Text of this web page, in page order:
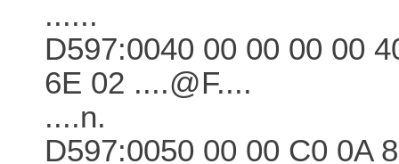
......
D597:0040 00 00 00 00
6E 02 ....@F....
....n.
D597:0050 00 00 C0 0A